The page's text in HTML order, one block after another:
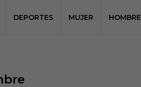
DEPORTES MUJER HOMBRE